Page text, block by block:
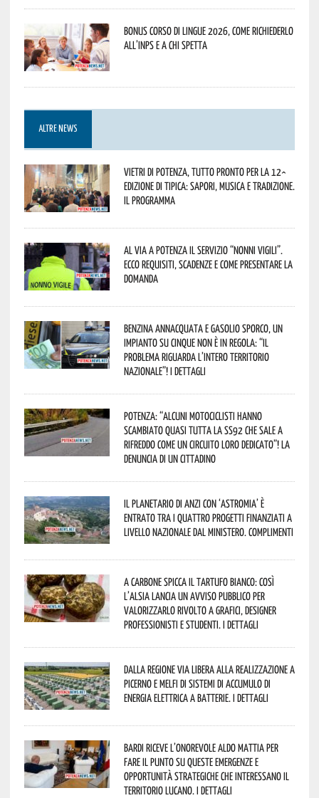
Bonus corso di lingue 2026, come richiederlo
all’INPS e a chi spetta
ALTRE NEWS
Vietri di Potenza, tutto pronto per la 12^
Edizione di Tipica: sapori, musica e tradizione.
Il programma
Al via a Potenza il servizio “Nonni Vigili”.
Ecco requisiti, scadenze e come presentare la
domanda
Benzina annacquata e gasolio sporco, un
impianto su cinque non è in regola: “il
problema riguarda l’intero territorio
Nazionale”! I dettagli
Potenza: “alcuni motociclisti hanno
scambiato quasi tutta la SS92 che sale a
Rifreddo come un circuito loro dedicato”! La
denuncia di un cittadino
Il Planetario di Anzi con ‘Astromia’ è
entrato tra i quattro progetti finanziati a
livello nazionale dal Ministero. Complimenti
A Carbone spicca il tartufo bianco: così
l’Alsia lancia un avviso pubblico per
valorizzarlo rivolto a grafici, designer
professionisti e studenti. I dettagli
Dalla Regione via libera alla realizzazione a
Picerno e Melfi di sistemi di accumulo di
energia elettrica a batterie. I dettagli
Bardi riceve l’onorevole Aldo Mattia per
fare il punto su queste emergenze e
opportunità strategiche che interessano il
territorio lucano. I dettagli